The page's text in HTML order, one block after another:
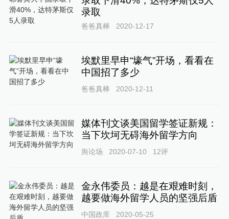
录取
爸爸真棒 2020-12-17
埃默里早申“壕气”开场，看看在
中国招了多少
爸爸真棒 2020-12-11
媒体刊文谈美国留学签证新规：
当下坎坷无碍海外留学方向
舆论场 2020-07-10 12评
金永伟委员：越是在艰难时刻，
越要做海外留学人员的坚强后盾
中国政库 2020-05-25